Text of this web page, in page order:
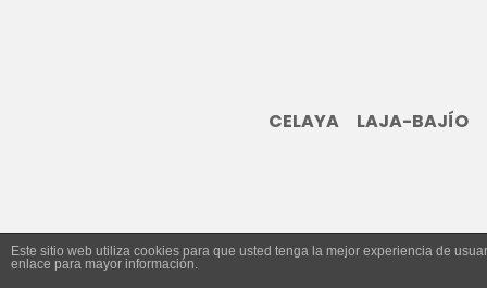
CELAYA LAJA-BAJÍO
Este sitio web utiliza cookies para que usted tenga la mejor experiencia de
enlace para mayor información.